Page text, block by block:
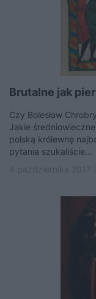
Brutalne jak
Czy Bolesław
Jakie
polską królewnę
pytania szukaliście...